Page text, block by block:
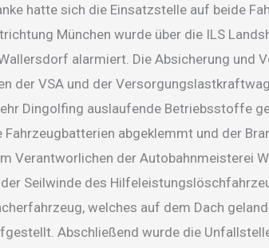
hatte sich die Einsatzstelle auf beide
München wurde über die ILS
alarmiert. Die Absicherung und
der VSA und der
Dingolfing auslaufende Betriebsstoffe
Fahrzeugbatterien abgeklemmt und der
Verantworlichen der Autobahnmeisterei
Seilwinde des
welches auf dem Dach
Abschließend wurde die